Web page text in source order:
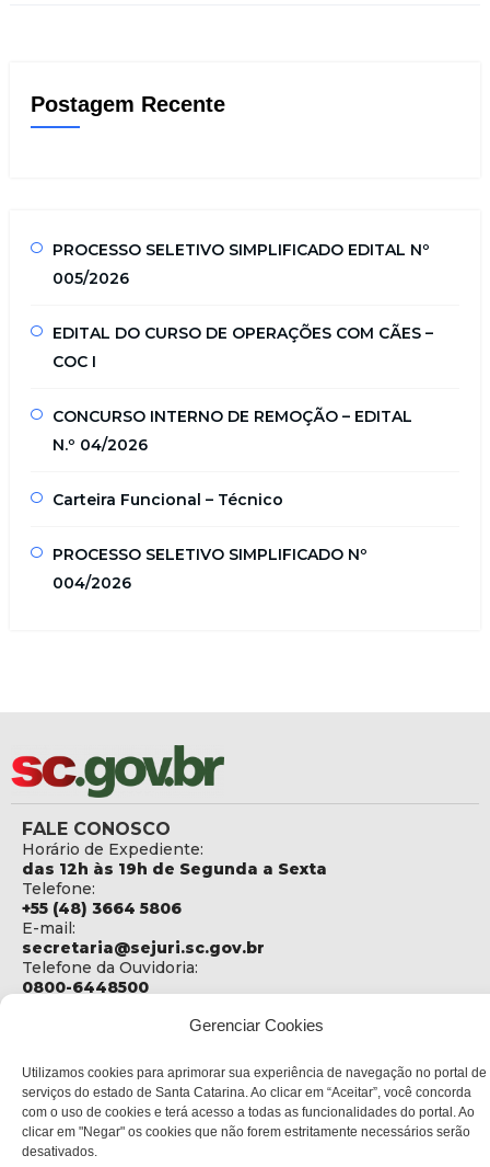
Gerenciar Cookies
Utilizamos cookies para aprimorar sua experiência de navegação no portal de
serviços do estado de Santa Catarina. Ao clicar em “Aceitar”, você concorda
com o uso de cookies e terá acesso a todas as funcionalidades do portal. Ao
clicar em "Negar" os cookies que não forem estritamente necessários serão
desativados.
Postagem Recente
PROCESSO SELETIVO SIMPLIFICADO EDITAL Nº
005/2026
EDITAL DO CURSO DE OPERAÇÕES COM CÃES –
COC I
CONCURSO INTERNO DE REMOÇÃO – EDITAL
N.º 04/2026
Carteira Funcional – Técnico
PROCESSO SELETIVO SIMPLIFICADO Nº
004/2026
FALE CONOSCO
Horário de Expediente:
das 12h às 19h de Segunda a Sexta
Telefone:
+55 (48) 3664 5806
E-mail:
secretaria@sejuri.sc.gov.br
Telefone da Ouvidoria:
0800-6448500
Social
Rua Fúlvio Aducci, 1214 - Loja 06
Bairro:
Estreito - Florianópolis - SC